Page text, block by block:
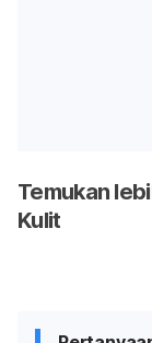
Temukan
Kulit